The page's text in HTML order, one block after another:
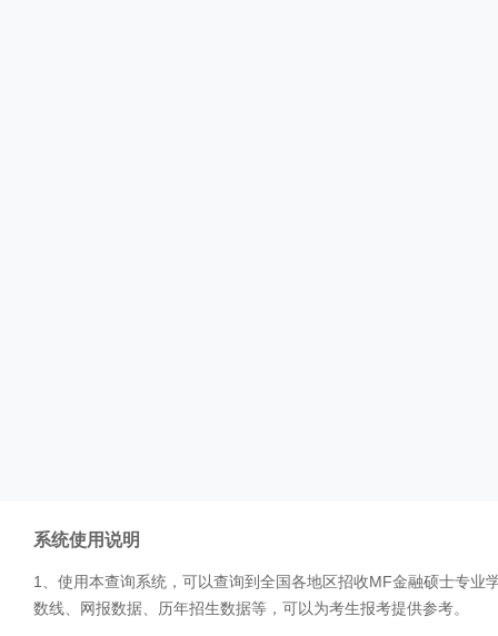
系统使用说明
1、使用本查询系统，可以查询到全国各地区招收MF金融硕士专
数线、网报数据、历年招生数据等，可以为考生报考提供参考。